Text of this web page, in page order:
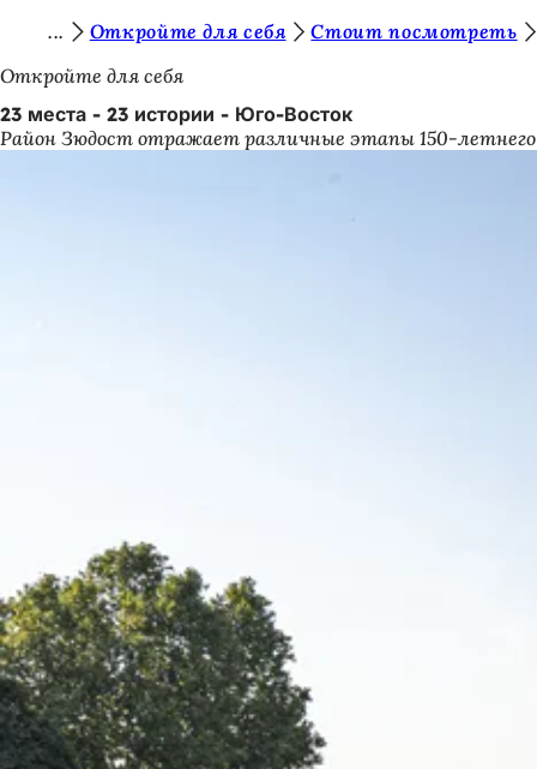
Перейти к содержимому
ы
з
д
Откройте для себя
Стоит посмотреть
Откройте для себя
23 места - 23 истории - Юго-Восток
Район Зюдост отражает различные этапы 150-летнего